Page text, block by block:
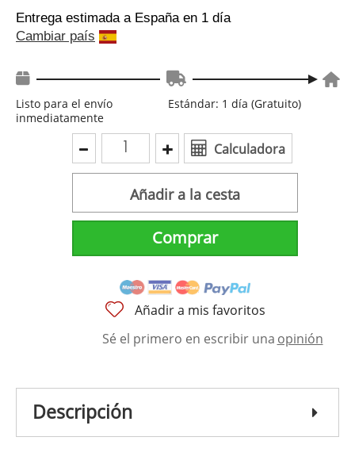
Entrega estimada a España en 1 día
Cambiar país
Listo para el envío
inmediatamente
Estándar: 1 día (Gratuito)
Calculadora
Añadir a la cesta
Comprar
Añadir a mis favoritos
Sé el primero en escribir una opinión
Descripción